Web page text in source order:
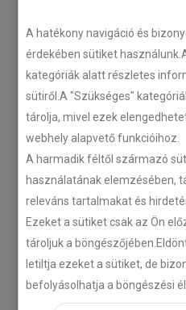
A hatékony navigáció és
érdekében sütiket
kategóriák alatt részletes
sütiről.A "Szükséges"
tárolja, mivel ezek
webhely alapvető funkcióihoz.
A harmadik féltől származó
használatának elemzésében,
releváns tartalmakat és
Ezeket a sütiket csak az Ön
tároljuk a
letiltja ezeket a sütiket, de
befolyásolhatja a böngészési
LEGÚJABB CIKKEK
N-
2018-
Isuzu
2018-